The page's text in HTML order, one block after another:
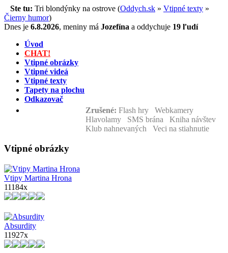
Ste tu: Tri blondýnky na ostrove (Oddych.sk » Vtipné texty »
Čierny humor)
Dnes je 6.8.2026, meniny má Jozefína a oddychuje 19 ľudí
Úvod
CHAT!
Vtipné obrázky
Vtipné videá
Vtipné texty
Tapety na plochu
Odkazovač
Zrušené: Flash hry Webkamery
Hlavolamy SMS brána Kniha návštev
Klub nahnevaných Veci na stiahnutie
Vtipné obrázky
Vtipy Martina Hrona
11184x
Absurdity
11927x